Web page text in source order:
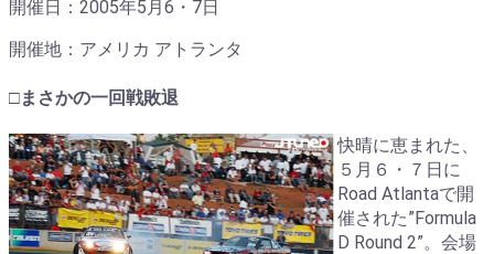
開催日：2005年5月6・7日
開催地：アメリカ アトランタ
□まさかの一回戦敗退
快晴に恵まれた、
５月６・７日に
Road Atlantaで開
催された”Formula
D Round 2”。会場